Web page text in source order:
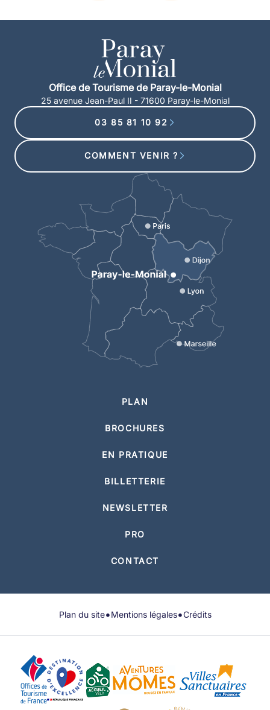
Office de Tourisme de Paray-le-Monial
25 avenue Jean-Paul II - 71600 Paray-le-Monial
03 85 81 10 92
COMMENT VENIR ?
PLAN
BROCHURES
EN PRATIQUE
BILLETTERIE
NEWSLETTER
PRO
CONTACT
Plan du site•Mentions légales•Crédits